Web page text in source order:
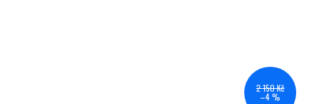
2 150 Kč
–4 %